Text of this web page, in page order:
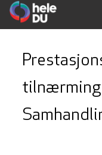
tilnærming